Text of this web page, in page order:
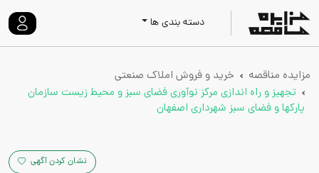
دسته بندی ها
مزایده مناقصه
خرید و فروش املاک صنعتی
تجهیز و راه اندازی مرکز نوآوری فضای سبز و محیط زیست سازمان
پارکها و فضای سبز شهرداری اصفهان
نشان کردن آگهی